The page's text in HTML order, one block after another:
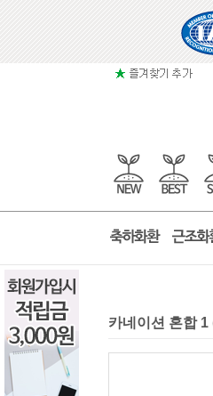
카네이션 혼합